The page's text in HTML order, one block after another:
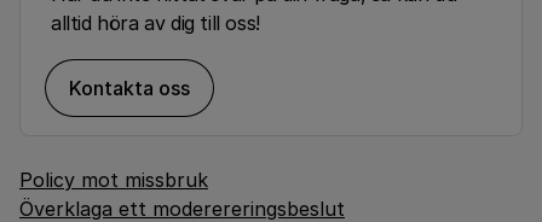
alltid höra av dig till oss!
Kontakta oss
Policy mot missbruk
Överklaga ett moderereringsbeslut